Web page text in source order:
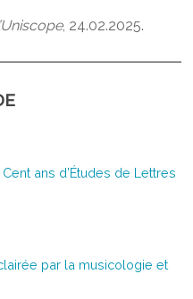
, 24.02.2025.
ans d’Études de Lettres
par la musicologie et